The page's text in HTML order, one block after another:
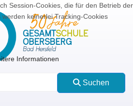
Suchen
Session-Cookies, die für den Betrieb der
keinerlei Tracking-Cookies
Informationen